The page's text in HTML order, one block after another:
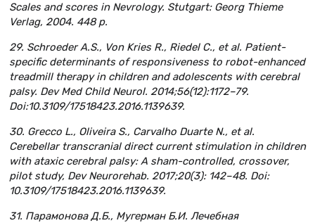
Scales and scores in Nevrology. Stutgart: Georg Thieme
Verlag, 2004. 448 р.
29. Schroeder A.S., Von Kries R., Riedel C., et al. Patient-
specific determinants of responsiveness to robot-enhanced
treadmill therapy in children and adolescents with cerebral
palsy. Dev Med Child Neurol. 2014;56(12):1172–79.
Doi:10.3109/17518423.2016.1139639.
30. Grecco L., Oliveira S., Carvalho Duarte N., et al.
Cerebellar transcranial direct current stimulation in children
with ataxic cerebral palsy: A sham-controlled, crossover,
pilot study, Dev Neurorehab. 2017;20(3): 142–48. Doi:
10.3109/17518423.2016.1139639.
31. Парамонова Д.Б., Мугерман Б.И. Лечебная